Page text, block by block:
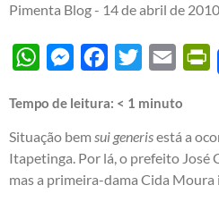
Pimenta Blog - 14 de abril de 2010
WhatsAppMessengerFacebook
Twitter Email
Tempo de leitura: < 1 minuto
Situação bem sui generisestá a
Itapetinga. Por lá, o prefeito José
mas a primeira-dama Cida Moura